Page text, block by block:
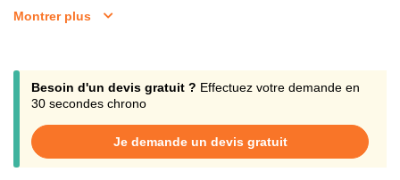
quelques courses. Ce
société qui se trouve en Belgique vous permet de personnaliser
ce sac en faisant réaliser une impression devotre logoavec la
marque de votre entreprise. De couleur noire, en
message, avec les couleurs que vous souhaitez. Et pourquoi ne
pas offrir à vos clients ceImpression tote bag
? De quoi les
fidéliser et leur permettre de se souvenir de vous tout en
Montrer plus
Besoin d'un devis gratuit ? Effectuez votre demande en
30 secondes chrono
Je demande un devis gratuit